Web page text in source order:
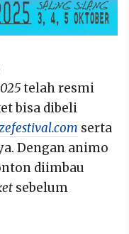
telah resmi
bisa dibeli
serta
Dengan animo
diimbau
sebelum